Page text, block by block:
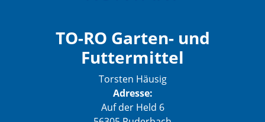
TO-RO Garten- und
Futtermittel
Torsten Häusig
Adresse:
Auf der Held 6